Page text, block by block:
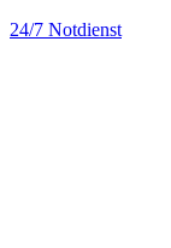
24/7 Notdienst